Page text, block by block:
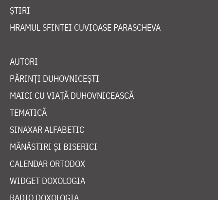
ȘTIRI
HRAMUL SFINTEI CUVIOASE PARASCHEVA
AUTORI
PĂRINȚI DUHOVNICEȘTI
MAICI CU VIAȚĂ DUHOVNICEASCĂ
TEMATICĂ
SINAXAR ALFABETIC
MĂNĂSTIRI ȘI BISERICI
CALENDAR ORTODOX
WIDGET DOXOLOGIA
RADIO DOXOLOGIA